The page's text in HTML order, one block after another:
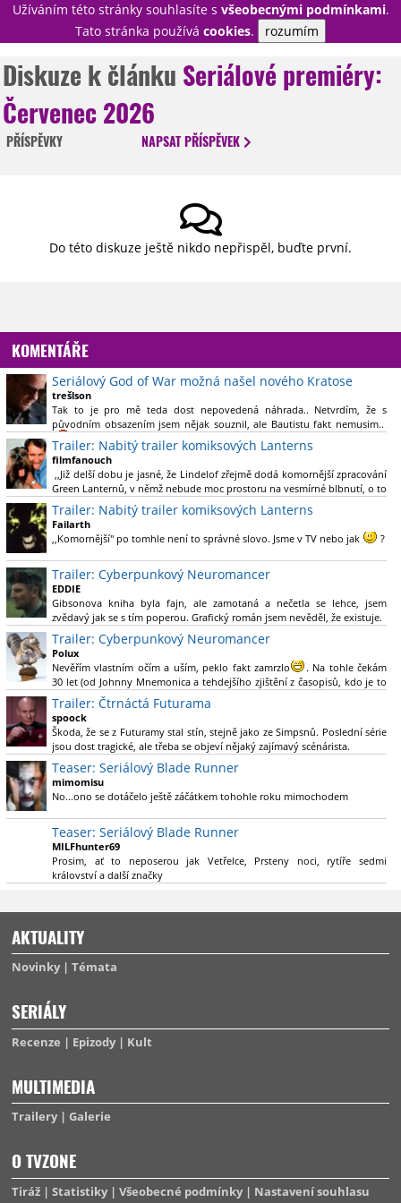
Užíváním této stránky souhlasíte s všeobecnými podmínkami.
Tato stránka používá cookies. rozumím
PŘIHLÁSIT
NOVINKY
TÉMATA
Diskuze k článku Seriálové premiéry:
Červenec 2026
PŘÍSPĚVKY NAPSATPŘÍSPĚVEK
Do této diskuze ještě nikdo nepřispěl, buďte první.
KOMENTÁŘE
Seriálový God of War možná našel nového Kratose
trešlson
Tak to je pro mě teda dost nepovedená náhrada.. Netvrdím, že s
původním obsazením jsem nějak souznil, ale Bautistu fakt nemusim..
Trailer: Nabitý trailer komiksových Lanterns
filmfanouch
,,Již delší dobu je jasné, že Lindelof zřejmě dodá komornější zpracování
Green Lanternů, v němž nebude moc prostoru na vesmírné blbnutí, o to
více se ovšem bude moci nová adaptace odprostit třeba od filmového
Green Lanterna s Ryanem Reynoldsem.´´ Co je na tom
nesrozumitelného?
Trailer: Nabitý trailer komiksových Lanterns
Failarth
,,Komornější" po tomhle není to správné slovo. Jsme v TV nebo jak
?
Nebál bych se říct, že to vypadá skvěle jak po stránce kvantity materiálu,
tak i formou.
Výběr Ulricha Tomsena pro mě velké překvapení a velmi zajímavá volba
bravo.
Chandler je lepší a lepší s každou novou scénou.
Komiksy to mají ted´těžké, paradoxně tomu škodí to všechno kolem
(DC nebo MCU to je buřt) , ale nezasloužilo by si to zářez jen kvůli tomu.
Držím tomu palce.
Trailer: Cyberpunkový Neuromancer
EDDIE
Gibsonova kniha byla fajn, ale zamotaná a nečetla se lehce, jsem
zvědavý jak se s tím poperou. Grafický román jsem nevěděl, že existuje.
Trailer: Cyberpunkový Neuromancer
Polux
Nevěřím vlastním očím a uším, peklo fakt zamrzlo
. Na tohle čekám
30 let (od Johnny Mnemonica a tehdejšího zjištění z časopisů, kdo je to
Gibson a co je jeho debutová kniha zač), přičemž 25 let (od Matrixu,
který pojem cyberpunk dostal do povědomí i obyčejného diváka a
nikoliv fanouška žánru) marně doufám, že si po řadě "duchovních
nástupců", kteří přišli poté (Ghost In The Shell, Alita: Battle Angel,
Altered Carbon, Blade Runner 2049, Cyberpunk 2077, atd.), někdo
konečně vzpomene i na bibli cyberpunku, se kterou to všechno začalo.
Teď už nezbývá nic jiného než se tiše modlit a doufat, že to bude stát za
to
. Plus kudos za sázku na seriál a nikoliv film, snad tvůrci tu
Trailer: Čtrnáctá Futurama
spoock
Škoda, že se z Futuramy stal stín, stejně jako ze Simpsnů. Poslední série
jsou dost tragické, ale třeba se objeví nějaký zajímavý scénárista.
Nedávno začala vycházet nová řada Ricka a Mortyho a já z úžasem zjistil,
že se na to dá opět koukat.
Teaser: Seriálový Blade Runner
mimomisu
No...ono se dotáčelo ještě záčátkem tohohle roku mimochodem
Teaser: Seriálový Blade Runner
MILFhunter69
Prosim, ať to neposerou jak Vetřelce, Prsteny noci, rytíře sedmi
království a další značky
AKTUALITY
Novinky Témata
SERIÁLY
Recenze Epizody Kult
MULTIMEDIA
Trailery Galerie
O TVZONE
Tiráž Statistiky Všeobecné podmínky Nastavení souhlasu